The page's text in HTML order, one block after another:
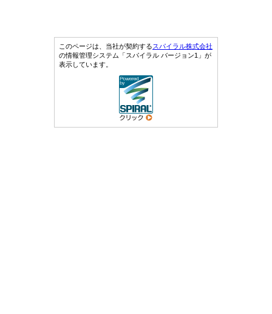
このページは、当社が契約するスパイラル株式会社
の情報管理システム「スパイラル バージョン1」が
表示しています。